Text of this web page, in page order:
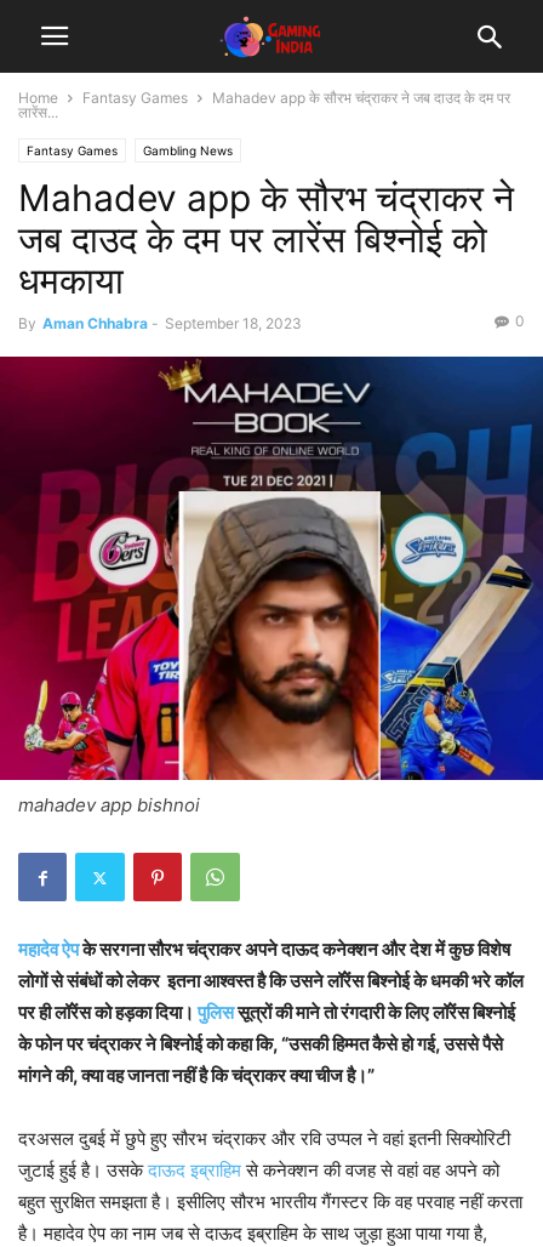
Home Fantasy Games
Mahadev app के सौरभ चंद्राकर ने जब दाउद के दम पर
लारेंस...
Fantasy Games Gambling News
Mahadev app के सौरभ चंद्राकर ने
जब दाउद के दम पर लारेंस बिश्नोई को
धमकाया
By Aman Chhabra - September 18, 2023 0
mahadev app bishnoi
महादेव ऐपके सरगना सौरभ चंद्राकर अपने दाऊद कनेक्शन और देश में कुछ विशेष
लोगों से संबंधों को लेकर इतना आश्वस्त है कि उसने लॉरेंस बिश्नोई के धमकी भरे कॉल
पर ही लॉरेंस को हड़का दिया।पुलिससूत्रों की माने तो रंगदारी के लिए लॉरेंस बिश्नोई
के फोन पर चंद्राकर ने बिश्नोई को कहा कि, “उसकी हिम्मत कैसे हो गई, उससे पैसे
मांगने की, क्या वह जानता नहीं है कि चंद्राकर क्या चीज है।”
दरअसल दुबई में छुपे हुए सौरभ चंद्राकर और रवि उप्पल ने वहां इतनी सिक्योरिटी
जुटाई हुई है। उसकेदाऊद इब्राहिमसे कनेक्शन की वजह से वहां वह अपने को
बहुत सुरक्षित समझता है। इसीलिए सौरभ भारतीय गैंगस्टर कि वह परवाह नहीं करता
है। महादेव ऐप का नाम जब से दाऊद इब्राहिम के साथ जुड़ा हुआ पाया गया है,